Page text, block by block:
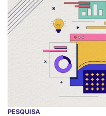
PESQUISA